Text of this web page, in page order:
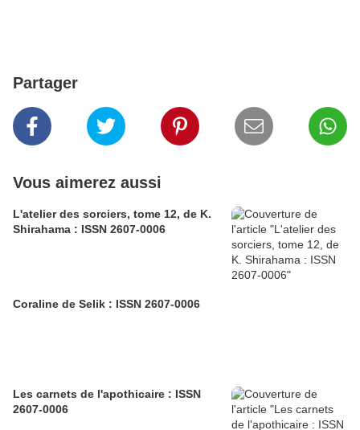
Partager
Vous aimerez aussi
L'atelier des sorciers, tome 12, de K.
Shirahama : ISSN 2607-0006
Coraline de Selik : ISSN 2607-0006
Les carnets de l'apothicaire : ISSN
2607-0006